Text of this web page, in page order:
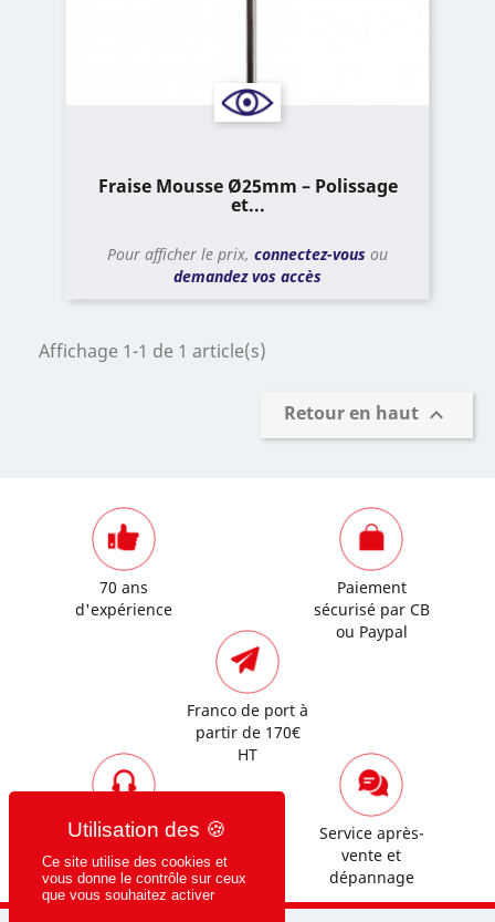
Fraise Mousse Ø25mm – Polissage
et...
Pour afficher le prix, connectez-vous ou
demandez vos accès
Affichage 1-1 de 1 article(s)
Retour en haut 
70 ans
d'expérience
Paiement
sécurisé par CB
ou Paypal
Franco de port à
partir de 170€
HT
Assistance
commerciale et
technique
Service après-
vente et
dépannage
Ce site utilise des cookies et
vous donne le contrôle sur ceux
que vous souhaitez activer